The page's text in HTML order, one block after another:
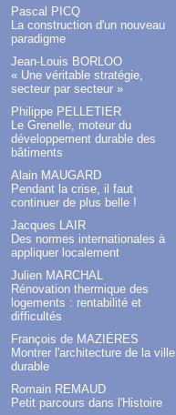
Pascal PICQ
La construction d'un nouveau
paradigme
Jean-Louis BORLOO
« Une véritable stratégie,
secteur par secteur »
Philippe PELLETIER
Le Grenelle, moteur du
développement durable des
bâtiments
Alain MAUGARD
Pendant la crise, il faut
continuer de plus belle !
Jacques LAIR
Des normes internationales à
appliquer localement
Julien MARCHAL
Rénovation thermique des
logements : rentabilité et
difficultés
François de MAZIÈRES
Montrer l'architecture de la ville
durable
Romain REMAUD
Petit parcours dans l'Histoire